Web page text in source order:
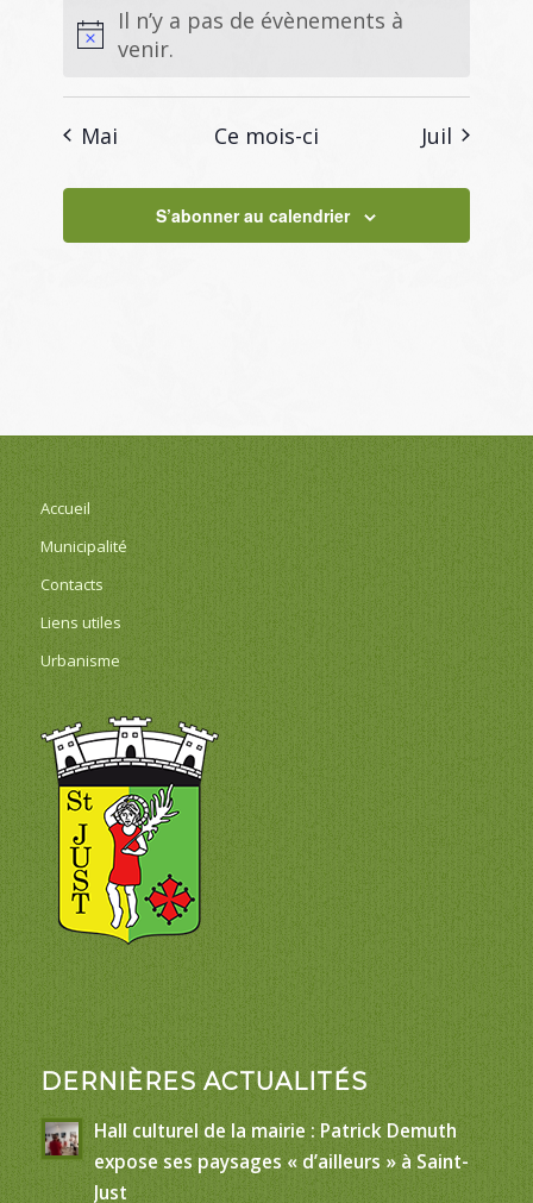
Il n’y a pas de évènements à
venir.
Mai Ce mois-ci Juil
S’abonner au calendrier
Accueil
Municipalité
Contacts
Liens utiles
Urbanisme
DERNIÈRES ACTUALITÉS
Hall culturel de la mairie : Patrick Demuth
expose ses paysages « d’ailleurs » à Saint-
Just